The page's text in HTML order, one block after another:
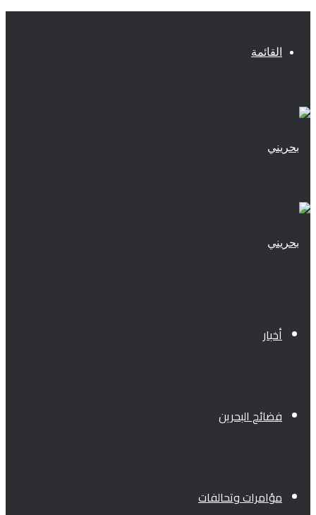
القائمة
أخبار
فضائح البحرين
مؤامرات وتحالفات